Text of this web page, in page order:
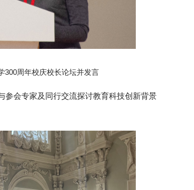
300周年校庆校长论坛并发言
参会专家及同行交流探讨教育科技创新背景